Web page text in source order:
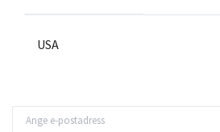
USA